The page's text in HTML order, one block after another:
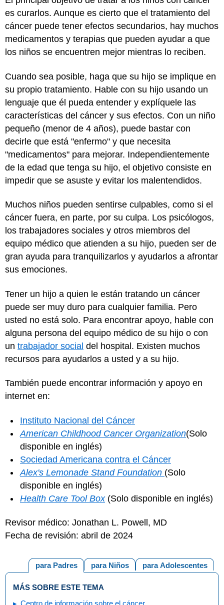
es curarlos. Aunque es cierto que el tratamiento del
cáncer puede tener efectos secundarios, hay muchos
medicamentos y terapias que pueden ayudar a que
los niños se encuentren mejor mientras lo reciben.
Cuando sea posible, haga que su hijo se implique en
su propio tratamiento. Hable con su hijo usando un
lenguaje que él pueda entender y explíquele las
características del cáncer y sus efectos. Con un niño
pequeño (menor de 4 años), puede bastar con
decirle que está "enfermo" y que necesita
"medicamentos" para mejorar. Independientemente
de la edad que tenga su hijo, el objetivo consiste en
impedir que se asuste y evitar los malentendidos.
Muchos niños pueden sentirse culpables, como si el
cáncer fuera, en parte, por su culpa. Los psicólogos,
los trabajadores sociales y otros miembros del
equipo médico que atienden a su hijo, pueden ser de
gran ayuda para tranquilizarlos y ayudarlos a afrontar
sus emociones.
Tener un hijo a quien le están tratando un cáncer
puede ser muy duro para cualquier familia. Pero
usted no está solo. Para encontrar apoyo, hable con
alguna persona del equipo médico de su hijo o con
un trabajador social del hospital. Existen muchos
recursos para ayudarlos a usted y a su hijo.
También puede encontrar información y apoyo en
internet en:
Instituto Nacional del Cáncer
American Childhood Cancer Organization(Solo
disponible en inglés)
Sociedad Americana contra el Cáncer
Alex's Lemonade Stand Foundation (Solo
disponible en inglés)
Health Care Tool Box(Solo disponible en inglés)
Revisor médico: Jonathan L. Powell, MD
Fecha de revisión: abril de 2024
para Adolescentes
para Niños
para Padres
MÁS SOBRE ESTE TEMA
Centro de información sobre el cáncer